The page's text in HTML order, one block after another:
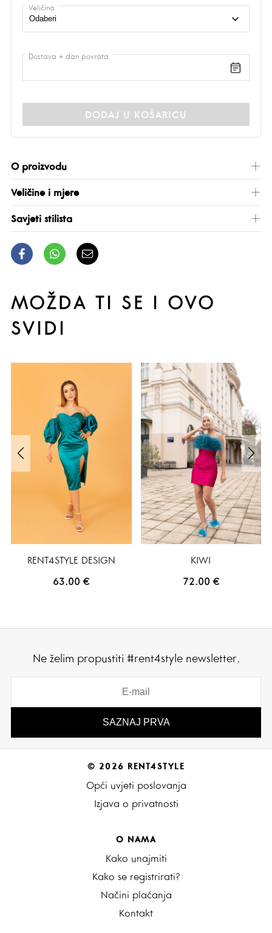
Veličina
Dostava + dan povrata
DODAJ U KOŠARICU
O proizvodu
Veličine i mjere
Savjeti stilista
MOŽDA TI SE I OVO
SVIDI
RENT4STYLE DESIGN
63.00€
KIWI
72.00 €
Ne želim propustiti #rent4style newsletter.
© 2026 RENT4STYLE
Opći uvjeti poslovanja
Izjava o privatnosti
O NAMA
Kako unajmiti
Kako se registrirati?
Načini plaćanja
Kontakt